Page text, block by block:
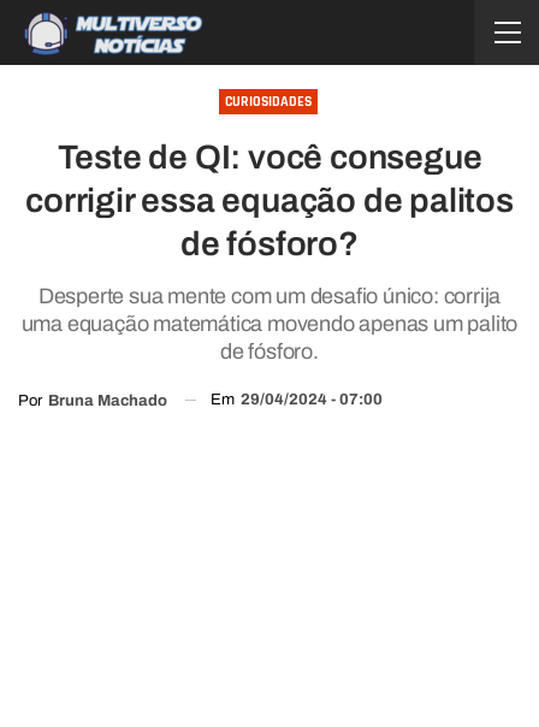
CURIOSIDADES
Teste de QI: você consegue
corrigir essa equação de palitos
de fósforo?
Desperte sua mente com um desafio único: corrija
uma equação matemática movendo apenas um palito
de fósforo.
Por Bruna Machado Em 29/04/2024 - 07:00